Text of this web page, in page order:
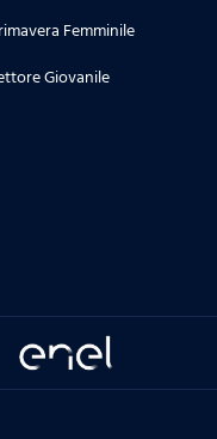
Femminile
Giovanile